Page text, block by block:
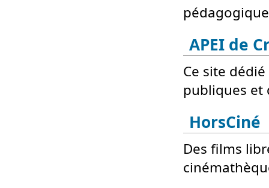
APEI de
Ce site
publiques et
HorsCiné
Des films